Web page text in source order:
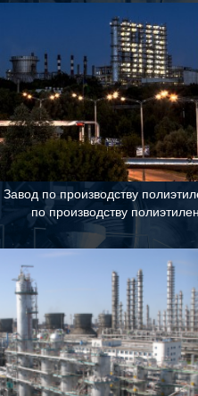
Завод по производству
по производству